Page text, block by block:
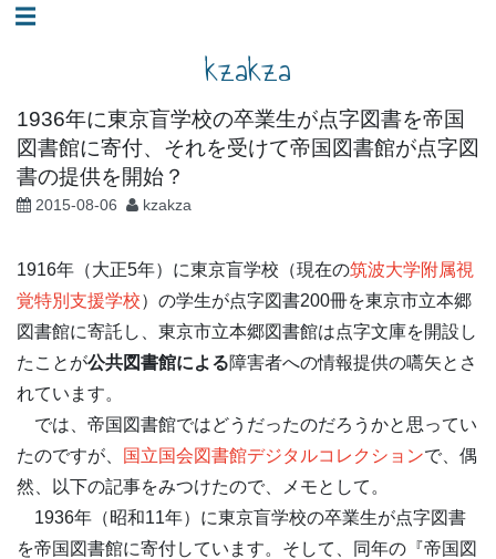
コ☰
kzakza
1936年に東京盲学校の卒業生が点字図書を帝国
図書館に寄付、それを受けて帝国図書館が点字図
書の提供を開始？
2015-08-06 kzakza
1916年（大正5年）に東京盲学校（現在の筑波大学附属視
覚特別支援学校）の学生が点字図書200冊を東京市立本郷
図書館に寄託し、東京市立本郷図書館は点字文庫を開設し
たことが公共図書館による障害者への情報提供の嚆矢とさ
れています。
では、帝国図書館ではどうだったのだろうかと思ってい
たのですが、
国立国会図書館デジタルコレクションで、偶
然、以下の記事をみつけたので、メモとして。
1936年（昭和11年）に東京盲学校の卒業生が点字図書
を帝国図書館に寄付しています。そして、同年の『帝国図